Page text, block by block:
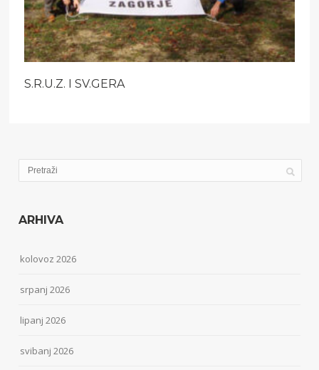
S.R.U.Z. I SV.GERA
ARHIVA
kolovoz 2026
srpanj 2026
lipanj 2026
svibanj 2026